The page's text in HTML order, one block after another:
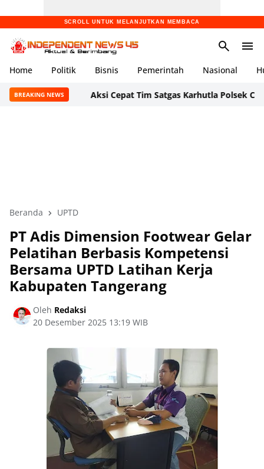
SCROLL UNTUK MELANJUTKAN MEMBACA
Home Politik Bisnis Pemerintah Nasional
BREAKING NEWSAksi Cepat Tim Satgas Karhutla Polsek Cikande dan
Beranda UPTD
PT Adis Dimension Footwear Gelar
Pelatihan Berbasis Kompetensi
Bersama UPTD Latihan Kerja
Kabupaten Tangerang
Oleh Redaksi
20 Desember 2025 13:19 WIB